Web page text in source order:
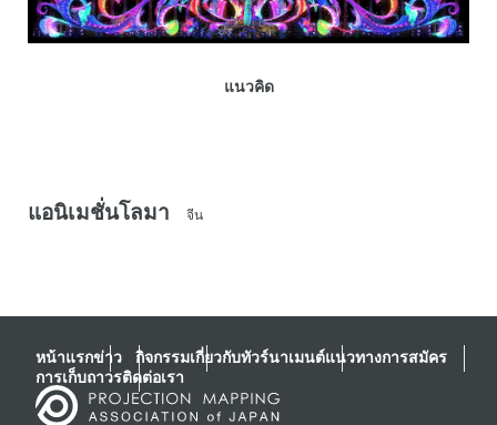
แนวคิด
แอนิเมชั่นโลมา จีน
หน้าแรกข่าว กิจกรรมเกี่ยวกับทัวร์นาเมนต์แนวทางการสมัคร
การเก็บถาวรติดต่อเรา